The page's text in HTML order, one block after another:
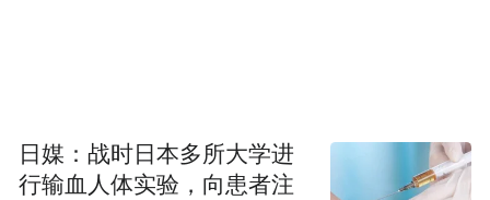
日媒：战时日本多所大学进
行输血人体实验，向患者注